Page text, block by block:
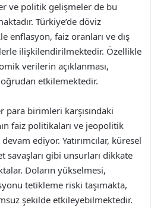
ve politik gelişmeler de bu
Türkiye’de döviz
enflasyon, faiz oranları ve dış
ilişkilendirilmektedir. Özellikle
verilerin açıklanması,
etkilemektedir.
para birimleri karşısındaki
faiz politikaları ve jeopolitik
ediyor. Yatırımcılar, küresel
gibi unsurları dikkate
Doların yükselmesi,
tetikleme riski taşımakta,
şekilde etkileyebilmektedir.